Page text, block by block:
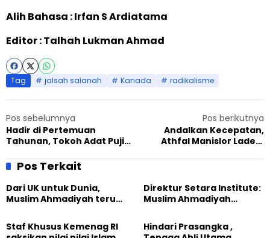
Alih Bahasa : Irfan S Ardiatama
Editor : Talhah Lukman Ahmad
Tag jalsah salanah Kanada radikalisme
Pos sebelumnya
Hadir di Pertemuan
Tahunan, Tokoh Adat Puji
Ahmadiyah Ghana
Pos berikutnya
Andalkan Kecepatan,
Athfal Manislor Ladeni
Pos Terkait
Dari UK untuk Dunia,
Muslim Ahmadiyah terus
Kemanusiaan Global
Direktur Setara Institute:
Muslim Ahmadiyah
Dunia dari “Infrastruktur
Kemanusiaan”
Staf Khusus Kemenag RI
Hindari Prasangka ,